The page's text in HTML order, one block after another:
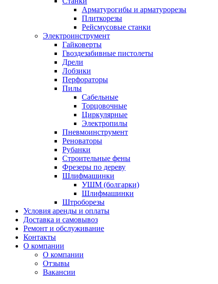
Арматурогибы и арматурорезы
Плиткорезы
Рейсмусовые станки
Электроинструмент
Гайковерты
Гвоздезабивные пистолеты
Дрели
Лобзики
Перфораторы
Пилы
Сабельные
Торцовочные
Циркулярные
Электропилы
Пневмоинструмент
Реноваторы
Рубанки
Строительные фены
Фрезеры по дереву
Шлифмашинки
УШМ (болгарки)
Шлифмашинки
Штроборезы
Условия аренды и оплаты
Доставка и самовывоз
Ремонт и обслуживание
Контакты
О компании
О компании
Отзывы
Вакансии